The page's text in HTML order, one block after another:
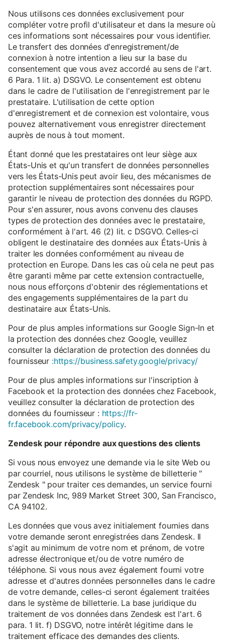
Nous utilisons ces données exclusivement pour
compléter votre profil d'utilisateur et dans la mesure où
ces informations sont nécessaires pour vous identifier.
Le transfert des données d'enregistrement/de
connexion à notre intention a lieu sur la base du
consentement que vous avez accordé au sens de l'art.
6 Para. 1 lit. a) DSGVO. Le consentement est obtenu
dans le cadre de l'utilisation de l'enregistrement par le
prestataire. L'utilisation de cette option
d'enregistrement et de connexion est volontaire, vous
pouvez alternativement vous enregistrer directement
auprès de nous à tout moment.
Étant donné que les prestataires ont leur siège aux
États-Unis et qu'un transfert de données personnelles
vers les États-Unis peut avoir lieu, des mécanismes de
protection supplémentaires sont nécessaires pour
garantir le niveau de protection des données du RGPD.
Pour s'en assurer, nous avons convenu des clauses
types de protection des données avec le prestataire,
conformément à l'art. 46 (2) lit. c DSGVO. Celles-ci
obligent le destinataire des données aux États-Unis à
traiter les données conformément au niveau de
protection en Europe. Dans les cas où cela ne peut pas
être garanti même par cette extension contractuelle,
nous nous efforçons d'obtenir des réglementations et
des engagements supplémentaires de la part du
destinataire aux États-Unis.
Pour de plus amples informations sur Google Sign-In et
la protection des données chez Google, veuillez
consulter la déclaration de protection des données du
fournisseur :https://business.safety.google/privacy/
Pour de plus amples informations sur l'inscription à
Facebook et la protection des données chez Facebook,
veuillez consulter la déclaration de protection des
données du fournisseur : https://fr-
fr.facebook.com/privacy/policy.
Zendesk pour répondre aux questions des clients
Si vous nous envoyez une demande via le site Web ou
par courriel, nous utilisons le système de billetterie "
Zendesk " pour traiter ces demandes, un service fourni
par Zendesk Inc, 989 Market Street 300, San Francisco,
CA 94102.
Les données que vous avez initialement fournies dans
votre demande seront enregistrées dans Zendesk. Il
s'agit au minimum de votre nom et prénom, de votre
adresse électronique et/ou de votre numéro de
téléphone. Si vous nous avez également fourni votre
adresse et d'autres données personnelles dans le cadre
de votre demande, celles-ci seront également traitées
dans le système de billetterie. La base juridique du
traitement de vos données dans Zendesk est l'art. 6
para. 1 lit. f) DSGVO, notre intérêt légitime dans le
traitement efficace des demandes des clients.